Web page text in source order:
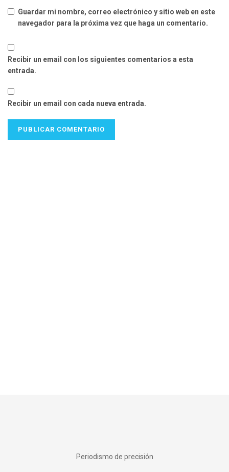
Guardar mi nombre, correo electrónico y sitio web en este
navegador para la próxima vez que haga un comentario.
Recibir un email con los siguientes comentarios a esta
entrada.
Recibir un email con cada nueva entrada.
Periodismo de precisión